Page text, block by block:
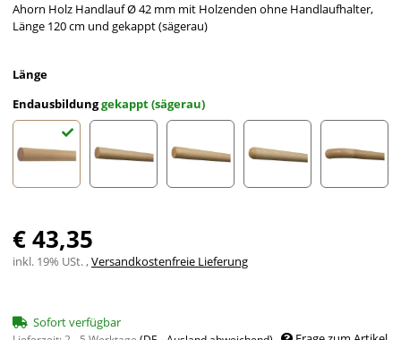
Ahorn Holz Handlauf Ø 42 mm mit Holzenden ohne Handlaufhalter,
Länge 120 cm und gekappt (sägerau)
Länge
Endausbildunggekappt (sägerau)
€ 43,35
inkl. 19% USt. ,Versandkostenfreie Lieferung
Sofort verfügbar